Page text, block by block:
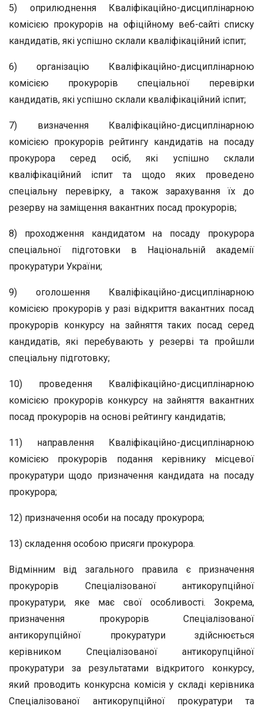
5) оприлюднення Кваліфікаційно-дисциплінарною
комісією прокурорів на офіційному веб-сайті списку
кандидатів, які успішно склали кваліфікаційний іспит;
6) організацію Кваліфікаційно-дисциплінарною
комісією прокурорів спеціальної перевірки
кандидатів, які успішно склали кваліфікаційний іспит;
7) визначення Кваліфікаційно-дисциплінарною
комісією прокурорів рейтингу кандидатів на посаду
прокурора серед осіб, які успішно склали
кваліфікаційний іспит та щодо яких проведено
спеціальну перевірку, а також зарахування їх до
резерву на заміщення вакантних посад прокурорів;
8) проходження кандидатом на посаду прокурора
спеціальної підготовки в Національній академії
прокуратури України;
9) оголошення Кваліфікаційно-дисциплінарною
комісією прокурорів у разі відкриття вакантних посад
прокурорів конкурсу на зайняття таких посад серед
кандидатів, які перебувають у резерві та пройшли
спеціальну підготовку;
10) проведення Кваліфікаційно-дисциплінарною
комісією прокурорів конкурсу на зайняття вакантних
посад прокурорів на основі рейтингу кандидатів;
11) направлення Кваліфікаційно-дисциплінарною
комісією прокурорів подання керівнику місцевої
прокуратури щодо призначення кандидата на посаду
прокурора;
12) призначення особи на посаду прокурора;
13) складення особою присяги прокурора.
Відмінним від загального правила є призначення
прокурорів Спеціалізованої антикорупційної
прокуратури, яке має свої особливості. Зокрема,
призначення прокурорів Спеціалізованої
антикорупційної прокуратури здійснюється
керівником Спеціалізованої антикорупційної
прокуратури за результатами відкритого конкурсу,
який проводить конкурсна комісія у складі керівника
Спеціалізованої антикорупційної прокуратури та